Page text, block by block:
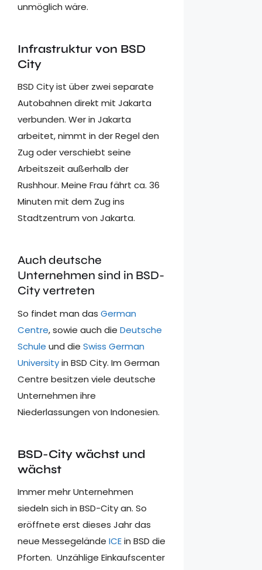
unmöglich wäre.
Infrastruktur von BSD
City
BSD City ist über zwei separate
Autobahnen direkt mit Jakarta
verbunden. Wer in Jakarta
arbeitet, nimmt in der Regel den
Zug oder verschiebt seine
Arbeitszeit außerhalb der
Rushhour. Meine Frau fährt ca. 36
Minuten mit dem Zug ins
Stadtzentrum von Jakarta.
Auch deutsche
Unternehmen sind in BSD-
City vertreten
So findet man das German
Centre, sowie auch die Deutsche
Schule und die Swiss German
Universityin BSD City. Im German
Centre besitzen viele deutsche
Unternehmen ihre
Niederlassungen von Indonesien.
BSD-City wächst und
wächst
Immer mehr Unternehmen
siedeln sich in BSD-City an. So
eröffnete erst dieses Jahr das
neue Messegelände ICEin BSD die
Pforten. Unzählige Einkaufscenter